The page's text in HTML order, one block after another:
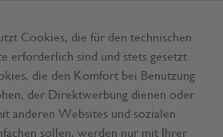
Cookies, die für den technischen
erforderlich sind und stets gesetzt
die den Komfort bei Benutzung
der Direktwerbung dienen oder
anderen Websites und sozialen
sollen, werden nur mit Ihrer